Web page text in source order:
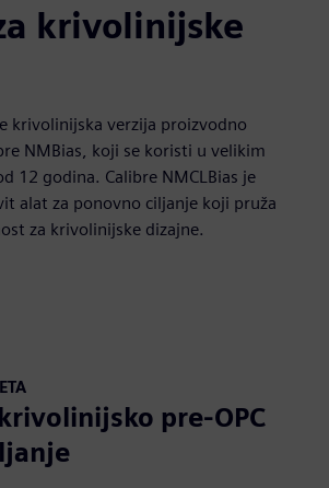
krivolinijske
krivolinijska verzija proizvodno
NMBias, koji se koristi u velikim
12 godina. Calibre NMCLBias je
alat za ponovno ciljanje koji pruža
za krivolinijske dizajne.
pre-OPC